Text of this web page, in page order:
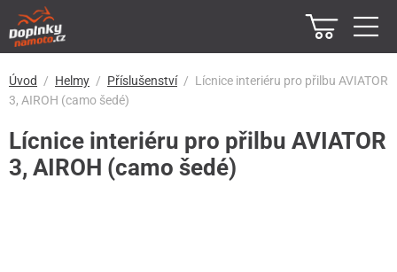
Úvod Helmy Příslušenství
Lícnice interiéru pro přilbu AVIATOR
3, AIROH (camo šedé)
Lícnice interiéru pro přilbu AVIATOR
3, AIROH (camo šedé)